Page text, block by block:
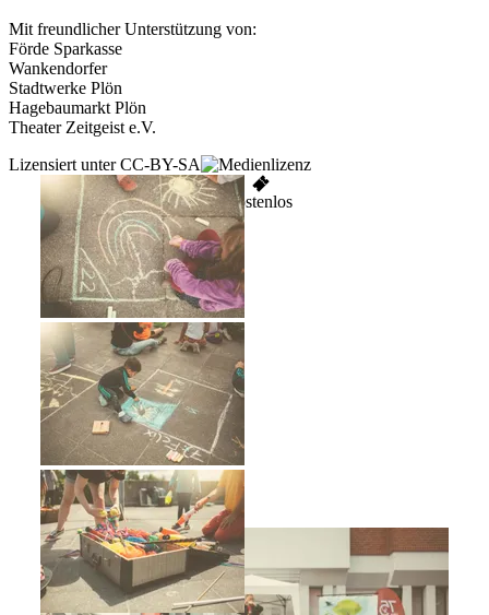
Mit freundlicher Unterstützung von:
Förde Sparkasse
Wankendorfer
Stadtwerke Plön
Hagebaumarkt Plön
Theater Zeitgeist e.V.
Lizensiert unter CC-BY-SA
kostenlos
TI GPS Katharina Göde
TI GPS Katharina Göde